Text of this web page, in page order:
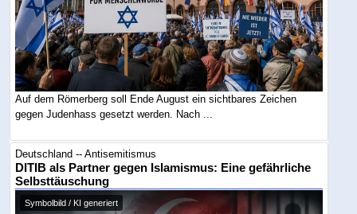
Auf dem Römerberg soll Ende August ein sichtbares Zeichen
gegen Judenhass gesetzt werden. Nach ...
Deutschland -- Antisemitismus
DITIB als Partner gegen Islamismus: Eine gefährliche
Selbsttäuschung
Symbolbild / KI generiert